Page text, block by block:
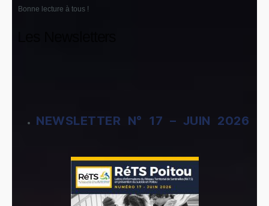
Bonne lecture à tous !
NEWSLETTER N° 17 – JUIN 2026